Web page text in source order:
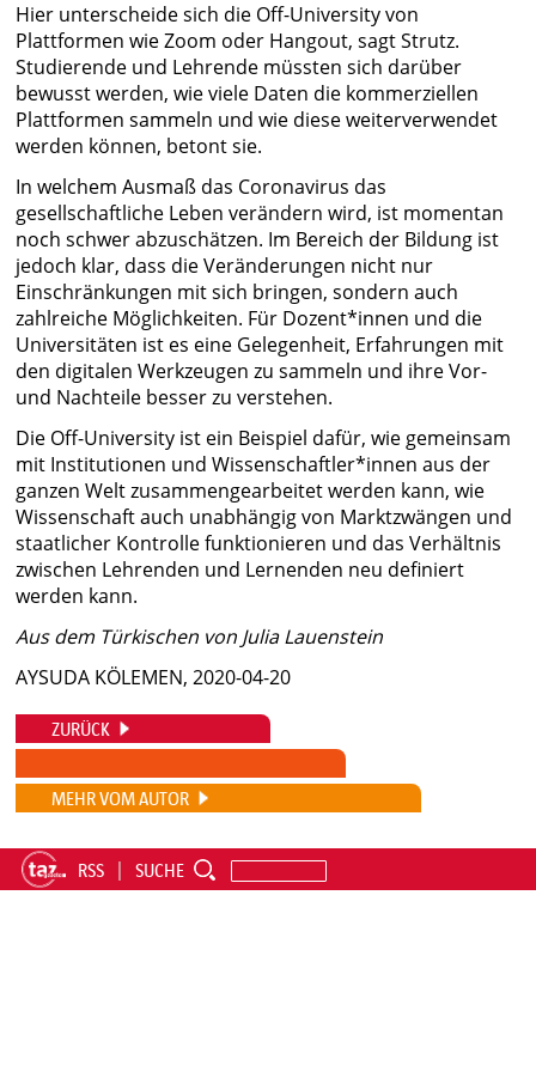
Hier unterscheide sich die Off-University von
Plattformen wie Zoom oder Hangout, sagt Strutz.
Studierende und Lehrende müssten sich darüber
bewusst werden, wie viele Daten die kommerziellen
Plattformen sammeln und wie diese weiterverwendet
werden können, betont sie.
In welchem Ausmaß das Coronavirus das
gesellschaftliche Leben verändern wird, ist momentan
noch schwer abzuschätzen. Im Bereich der Bildung ist
jedoch klar, dass die Veränderungen nicht nur
Einschränkungen mit sich bringen, sondern auch
zahlreiche Möglichkeiten. Für Dozent*innen und die
Universitäten ist es eine Gelegenheit, Erfahrungen mit
den digitalen Werkzeugen zu sammeln und ihre Vor-
und Nachteile besser zu verstehen.
Die Off-University ist ein Beispiel dafür, wie gemeinsam
mit Institutionen und Wissenschaftler*innen aus der
ganzen Welt zusammengearbeitet werden kann, wie
Wissenschaft auch unabhängig von Marktzwängen und
staatlicher Kontrolle funktionieren und das Verhältnis
zwischen Lehrenden und Lernenden neu definiert
werden kann.
Aus dem Türkischen von Julia Lauenstein
AYSUDA KÖLEMEN, 2020-04-20
ZURÜCK
MEHR VOM AUTOR
RSS SUCHE